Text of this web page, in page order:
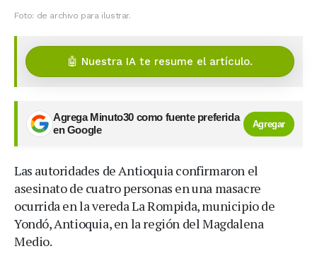
Foto: de archivo para ilustrar.
🤖 Nuestra IA te resume el artículo.
Agrega Minuto30 como fuente preferida
en Google
Agregar
Las autoridades de Antioquia confirmaron el
asesinato de cuatro personas en una masacre
ocurrida en la vereda La Rompida, municipio de
Yondó, Antioquia, en la región del Magdalena
Medio.